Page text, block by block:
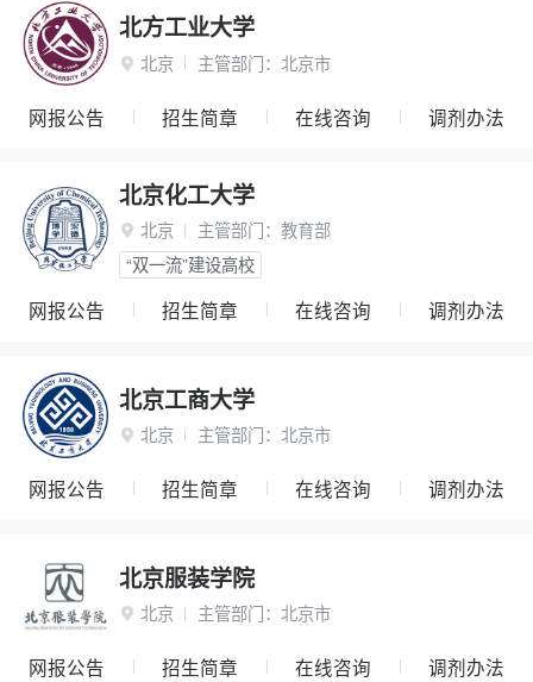
北方工业大学
 北京 主管部门： 北京市
网报公告 招生简章 在线咨询 调剂办法
北京化工大学
 北京 主管部门： 教育部
“双一流”建设高校
网报公告 招生简章 在线咨询 调剂办法
北京工商大学
 北京 主管部门： 北京市
网报公告 招生简章 在线咨询 调剂办法
北京服装学院
 北京 主管部门： 北京市
网报公告 招生简章 在线咨询 调剂办法